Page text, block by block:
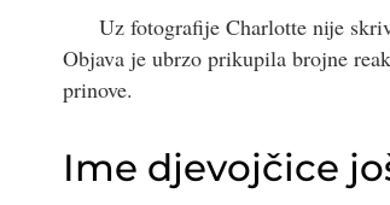
Uz fotografije Charlotte nije
Objava je ubrzo prikupila brojne
prinove.
Ime djevojčice